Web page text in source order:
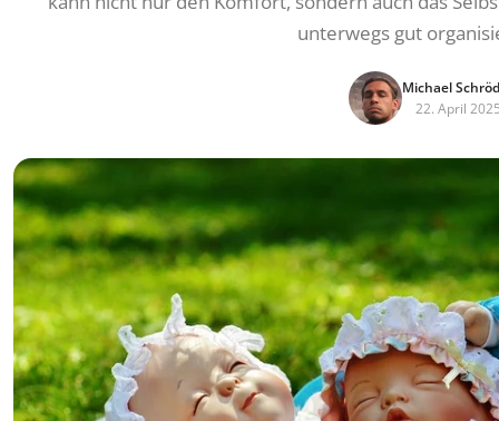
unterwegs gut
Michael
22. April